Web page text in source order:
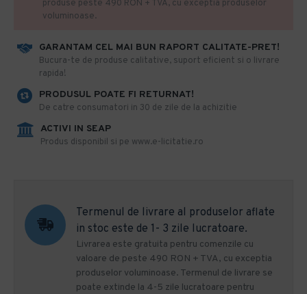
GARANTAM CEL MAI BUN RAPORT CALITATE-PRET!
​Bucura-te de produse calitative, suport eficient si o livrare
rapida!
PRODUSUL POATE FI RETURNAT!
De catre consumatori in 30 de zile de la achizitie
ACTIVI IN SEAP
Produs disponibil si pe www.e-licitatie.ro
produse peste 490 RON + TVA, cu exceptia produselor
voluminoase.
Termenul de livrare al produselor aflate
in stoc este de 1- 3 zile lucratoare.
Livrarea este gratuita pentru comenzile cu
valoare de peste 490 RON + TVA, cu exceptia
produselor voluminoase. Termenul de livrare se
poate extinde la 4-5 zile lucratoare pentru